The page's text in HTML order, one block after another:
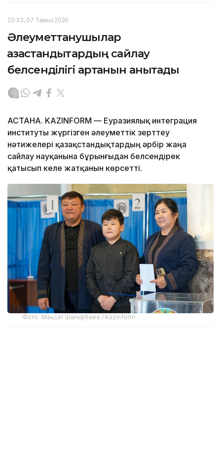
20:33, 07 Тамыз 2026
Әлеуметтанушылар
қазақстандықтардың сайлау
белсенділігі артқанын анықтады
АСТАНА. KAZINFORM — Еуразиялық интеграция
институты жүргізген әлеуметтік зерттеу
нәтижелері қазақстандықтардың әрбір жаңа
сайлау науқанына бұрынғыдан белсендірек
қатысып келе жатқанын көрсетті.
Фото: Мақсат Шағырбаев / Kazinform